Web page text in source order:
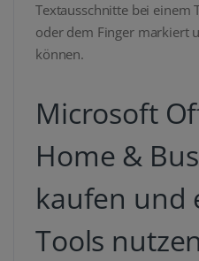
Textausschnitte bei einem
oder dem Finger markiert
können.
Microsoft
Home &
kaufen und
Tools nutzen